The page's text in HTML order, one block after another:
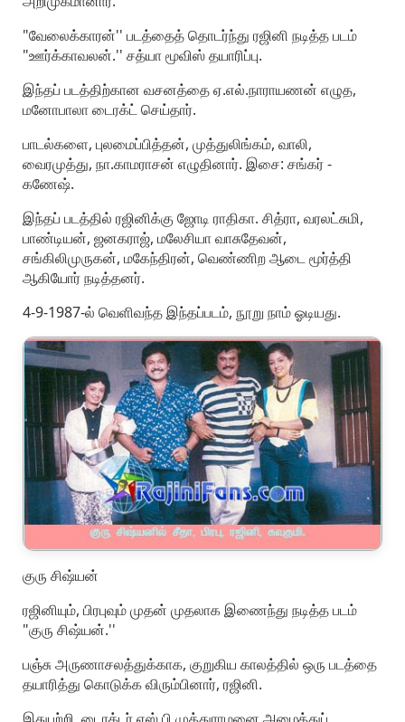
"வேலைக்காரன்'' படத்தைத் தொடர்ந்து ரஜினி நடித்த படம்
"ஊர்க்காவலன்.'' சத்யா மூவிஸ் தயாரிப்பு.
இந்தப் படத்திற்கான வசனத்தை ஏ.எல்.நாராயணன் எழுத,
மனோபாலா டைரக்ட் செய்தார்.
பாடல்களை, புலமைப்பித்தன், முத்துலிங்கம், வாலி,
வைரமுத்து, நா.காமராசன் எழுதினார். இசை: சங்கர் -
கணேஷ்.
இந்தப் படத்தில் ரஜினிக்கு ஜோடி ராதிகா. சித்ரா, வரலட்சுமி,
பாண்டியன், ஜனகராஜ், மலேசியா வாசுதேவன்,
சங்கிலிமுருகன், மகேந்திரன், வெண்ணிற ஆடை மூர்த்தி
ஆகியோர் நடித்தனர்.
4-9-1987-ல் வெளிவந்த இந்தப்படம், நூறு நாம் ஓடியது.
குரு சிஷ்யன்
ரஜினியும், பிரபுவும் முதன் முதலாக இணைந்து நடித்த படம்
"குரு சிஷ்யன்.''
பஞ்சு அருணாசலத்துக்காக, குறுகிய காலத்தில் ஒரு படத்தை
தயாரித்து கொடுக்க விரும்பினார், ரஜினி.